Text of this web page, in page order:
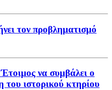
τoν προβληματισμό
να συμβάλει ο
ιστορικού κτηρίου